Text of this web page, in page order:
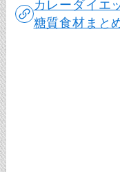
カレーダイエ
糖質食材まと